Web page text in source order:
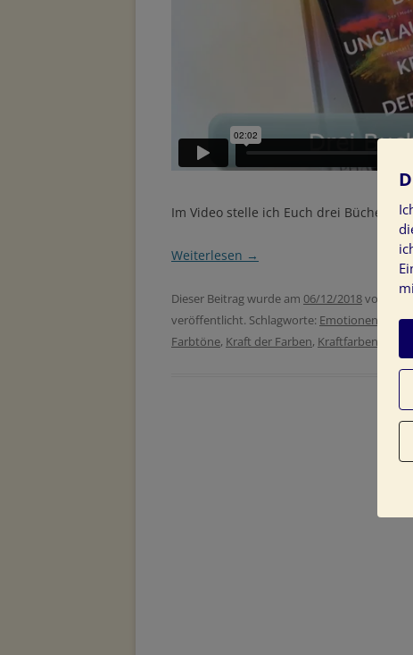
Im Video stelle ich Euch drei Bücher
Weiterlesen →
Dieser Beitrag wurde am 06/12/2018von
veröffentlicht. Schlagworte: Emotionen
Farbtöne, Kraft der Farben, Kraftfarben